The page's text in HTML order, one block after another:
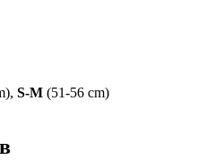
S-M (51-56 cm)